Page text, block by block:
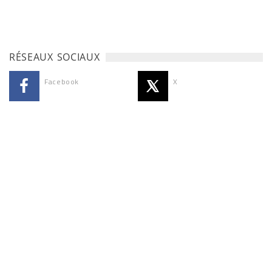
RÉSEAUX SOCIAUX
Facebook X